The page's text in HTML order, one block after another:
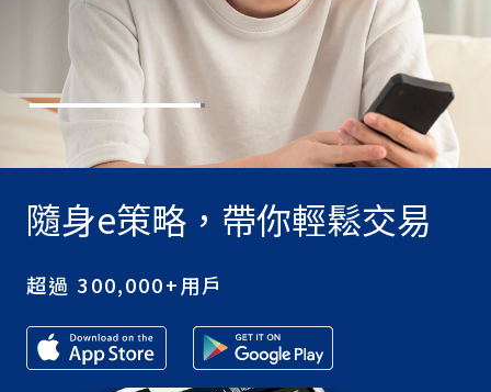
隨身e策略，帶你輕鬆交易
超過 300,000+用戶